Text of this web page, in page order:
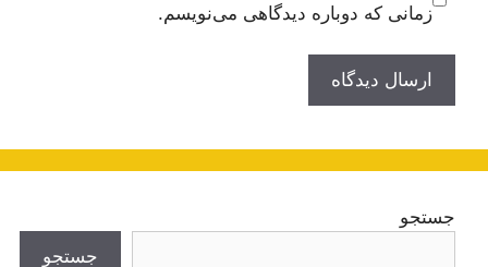
زمانی که دوباره دیدگاهی می‌نویسم.
جستجو
جستجو